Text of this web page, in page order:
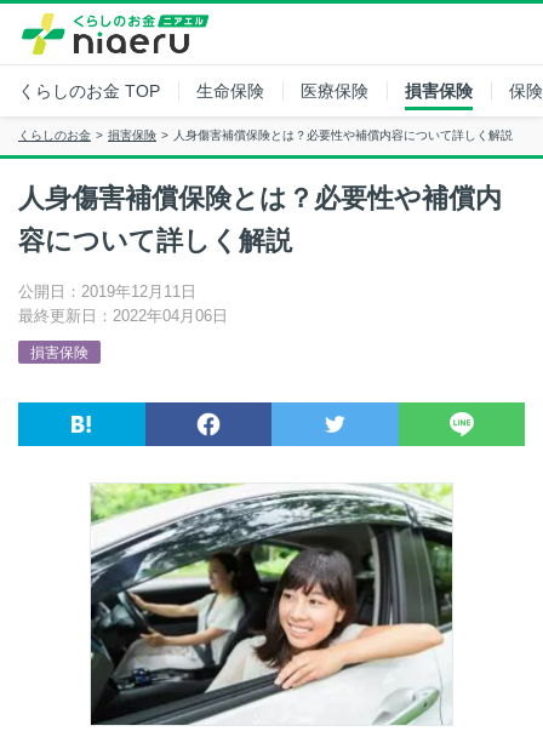
くらしのお金 TOP 生命保険 医療保険 損害保険 保
くらしのお金 損害保険 人身傷害補償保険とは？必要性や補償内容について詳しく解説
人身傷害補償保険とは？必要性や補償内
容について詳しく解説
公開日：2019年12月11日
最終更新日：2022年04月06日
損害保険